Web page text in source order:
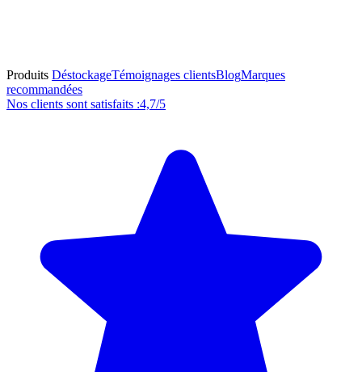
Produits DéstockageTémoignages clientsBlogMarques
recommandées
Nos clients sont satisfaits :4,7/5